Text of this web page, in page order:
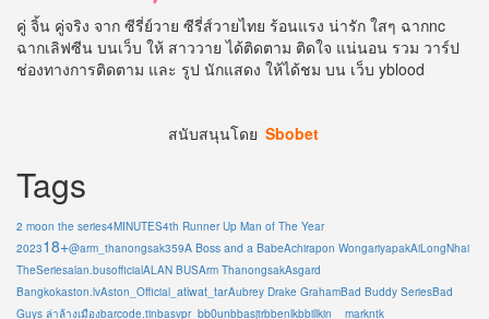
คู่ จิ้น คู่จริง จาก ซีรี่ย์วาย ซีรี่ส์วายไทย ร้อนแรง น่ารัก ใสๆ ฉากnc
ฉากเลิฟซีน บนเว็บ ให้ สาววาย ได้ติดตาม ติดใจ แน่นอน รวม วาร์ป
ช่องทางการติดตาม และ รูป นักแสดง ให้ได้ชม บน เว็บ yblood
สนับสนุนโดย Sbobet
Tags
2 moon the series4MINUTES4th Runner Up Man of The Year
202318+@arm_thanongsak359A Boss and a BabeAchirapon WongariyapakAiLongNhai
TheSeriesalan.busofficialALAN BUSArm ThanongsakAsgard
Bangkokaston.lvAston_Official_ atiwat_tarAubrey Drake GrahamBad Buddy SeriesBad
Guys ล่าล้างเมืองbarcode.tinbasvpr_ bb0unbbasjtrbbenlkbbillkin __markntk